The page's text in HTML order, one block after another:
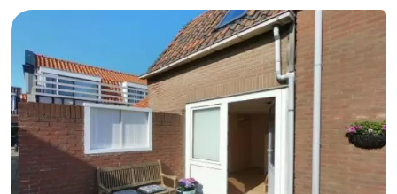
duinreservaat
Wijk
aan
Zee
-
Nature
Zuid-
-
Amsterdam
-